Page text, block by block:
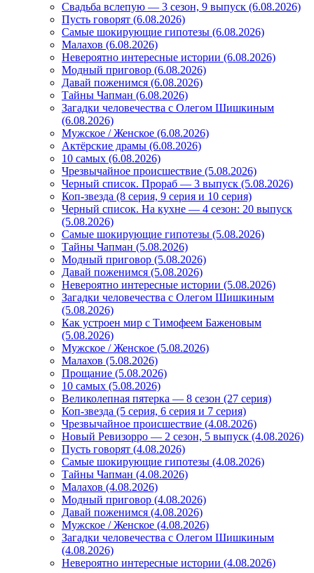
Свадьба вслепую — 3 сезон, 9 выпуск (6.08.2026)
Пусть говорят (6.08.2026)
Самые шокирующие гипотезы (6.08.2026)
Малахов (6.08.2026)
Невероятно интересные истории (6.08.2026)
Модный приговор (6.08.2026)
Давай поженимся (6.08.2026)
Тайны Чапман (6.08.2026)
Загадки человечества с Олегом Шишкиным
(6.08.2026)
Мужское / Женское (6.08.2026)
Актёрские драмы (6.08.2026)
10 самых (6.08.2026)
Чрезвычайное происшествие (5.08.2026)
Черный список. Прораб — 3 выпуск (5.08.2026)
Коп-звезда (8 серия, 9 серия и 10 серия)
Черный список. На кухне — 4 сезон: 20 выпуск
(5.08.2026)
Самые шокирующие гипотезы (5.08.2026)
Тайны Чапман (5.08.2026)
Модный приговор (5.08.2026)
Давай поженимся (5.08.2026)
Невероятно интересные истории (5.08.2026)
Загадки человечества с Олегом Шишкиным
(5.08.2026)
Как устроен мир с Тимофеем Баженовым
(5.08.2026)
Мужское / Женское (5.08.2026)
Малахов (5.08.2026)
Прощание (5.08.2026)
10 самых (5.08.2026)
Великолепная пятерка — 8 сезон (27 серия)
Коп-звезда (5 серия, 6 серия и 7 серия)
Чрезвычайное происшествие (4.08.2026)
Новый Ревизорро — 2 сезон, 5 выпуск (4.08.2026)
Пусть говорят (4.08.2026)
Самые шокирующие гипотезы (4.08.2026)
Тайны Чапман (4.08.2026)
Малахов (4.08.2026)
Модный приговор (4.08.2026)
Давай поженимся (4.08.2026)
Мужское / Женское (4.08.2026)
Загадки человечества с Олегом Шишкиным
(4.08.2026)
Невероятно интересные истории (4.08.2026)